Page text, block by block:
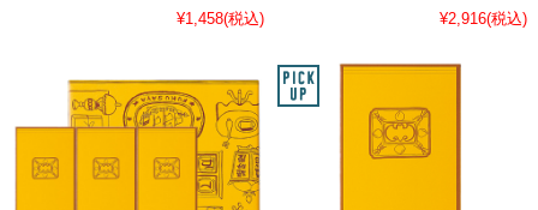
¥1,458(税込)
¥2,916(税込)